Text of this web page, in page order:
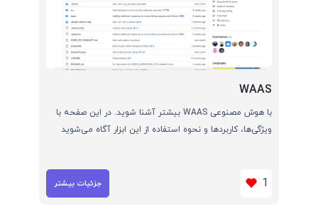
WAAS
با هوش مصنوعی WAAS بیشتر آشنا شوید. در این صفحه با
ویژگی‌ها، کاربردها و نحوه استفاده از این ابزار آگاه می‌شوید
1 جزئیات بیشتر